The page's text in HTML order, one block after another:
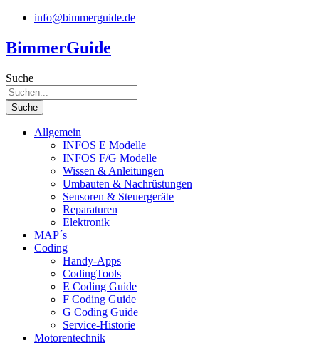
Zum
springen
info@bimmerguide.de
BimmerGuide
Suche
Suche
Allgemein
INFOS E Modelle
INFOS F/G Modelle
Wissen & Anleitungen
Umbauten & Nachrüstungen
Sensoren & Steuergeräte
Reparaturen
Elektronik
MAP´s
Coding
Handy-Apps
CodingTools
E Coding Guide
F Coding Guide
G Coding Guide
Service-Historie
Motorentechnik